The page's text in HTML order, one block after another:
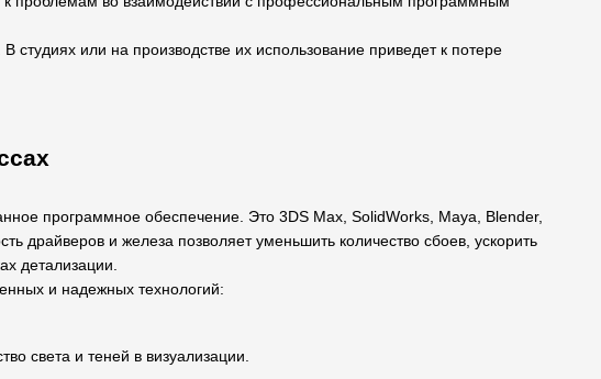
или на производстве их использование приведет к потере
программное обеспечение. Это 3DS Max, SolidWorks, Maya, Blender,
драйверов и железа позволяет уменьшить количество сбоев, ускорить
детализации.
и надежных технологий:
света и теней в визуализации.